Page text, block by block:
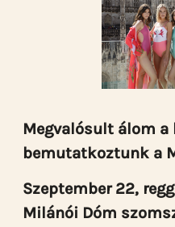
Megvalósult álom
bemutatkoztunk a
Szeptember 22,
Milánói Dóm